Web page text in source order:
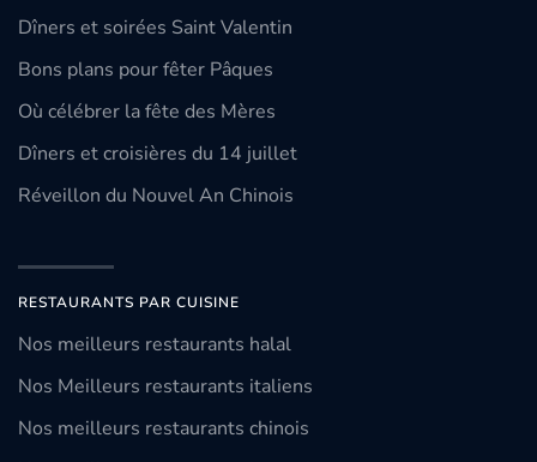
Dîners et soirées Saint Valentin
Bons plans pour fêter Pâques
Où célébrer la fête des Mères
Dîners et croisières du 14 juillet
Réveillon du Nouvel An Chinois
RESTAURANTS PAR CUISINE
Nos meilleurs restaurants halal
Nos Meilleurs restaurants italiens
Nos meilleurs restaurants chinois